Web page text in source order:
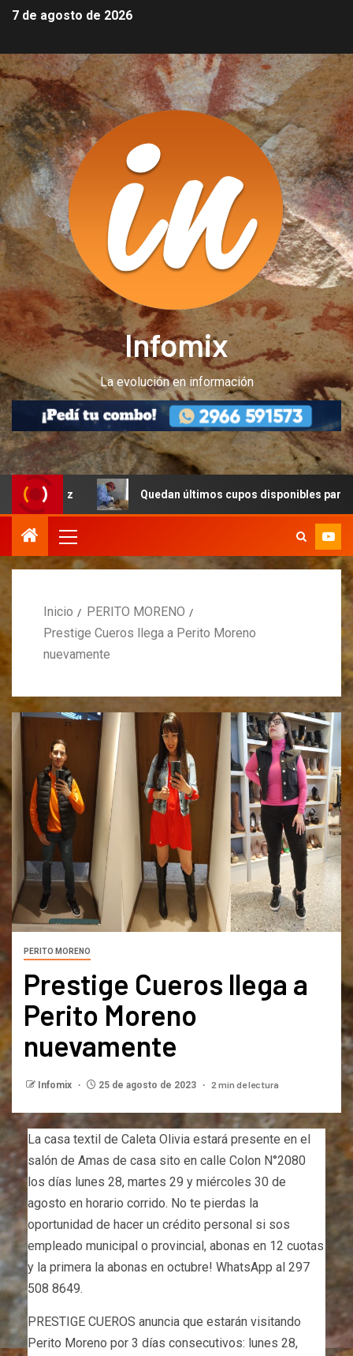
7 de agosto de 2026
Infomix
La evolución en información
Quedan últimos cupos disponibles para castraciones
Inicio
PERITO MORENO
Prestige Cueros llega a Perito Moreno
nuevamente
PERITO MORENO
Prestige Cueros llega a
Perito Moreno
nuevamente
Infomix 25 de agosto de 2023 2 min de lectura
La casa textil de Caleta Olivia estará presente en el
salón de Amas de casa sito en calle Colon N°2080
los días lunes 28, martes 29 y miércoles 30 de
agosto en horario corrido. No te pierdas la
oportunidad de hacer un crédito personal si sos
empleado municipal o provincial, abonas en 12 cuotas
y la primera la abonas en octubre! WhatsApp al 297
508 8649.
PRESTIGE CUEROS anuncia que estarán visitando
Perito Moreno por 3 días consecutivos: lunes 28,